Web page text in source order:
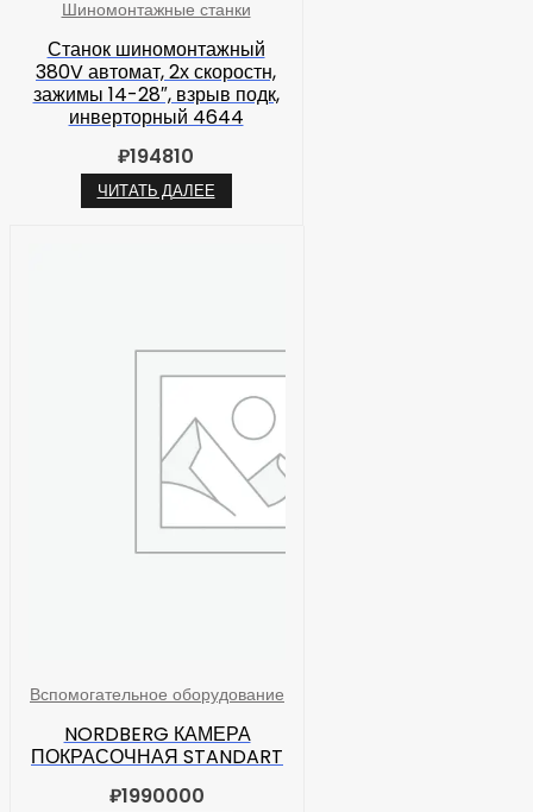
Шиномонтажные станки
Станок шиномонтажный
380V автомат, 2х скоростн,
зажимы 14-28″, взрыв подк,
инверторный 4644
₽194810
ЧИТАТЬ ДАЛЕЕ
Вспомогательное оборудование
NORDBERG КАМЕРА
ПОКРАСОЧНАЯ STANDART
₽1990000